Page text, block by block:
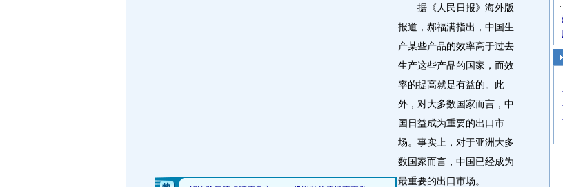
据《人民日报》海外版
报道，郝福满指出，中国生
产某些产品的效率高于过去
生产这些产品的国家，而效
率的提高就是有益的。此
外，对大多数国家而言，中
国日益成为重要的出口市
场。事实上，对于亚洲大多
数国家而言，中国已经成为
最重要的出口市场。